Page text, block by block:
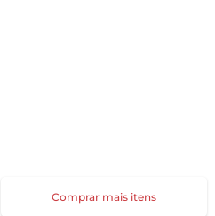
Comprar mais itens